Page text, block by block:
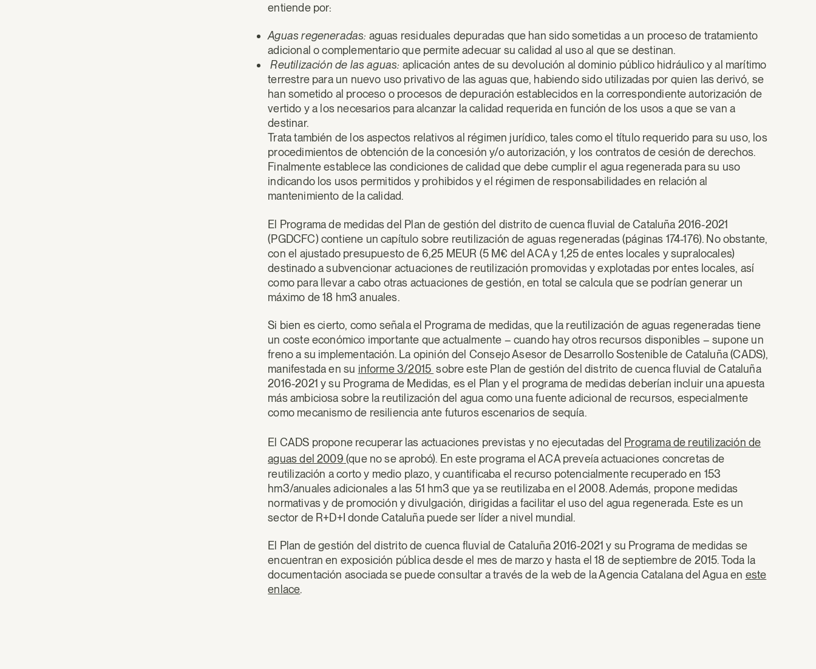
entiende por:
Aguas regeneradas: aguas residuales depuradas que han sido sometidas a un proceso de tratamiento
adicional o complementario que permite adecuar su calidad al uso al que se destinan.
Reutilización de las aguas: aplicación antes de su devolución al dominio público hidráulico y al marítimo
terrestre para un nuevo uso privativo de las aguas que, habiendo sido utilizadas por quien las derivó, se
han sometido al proceso o procesos de depuración establecidos en la correspondiente autorización de
vertido y a los necesarios para alcanzar la calidad requerida en función de los usos a que se van a
destinar.
Trata también de los aspectos relativos al régimen jurídico, tales como el título requerido para su uso, los
procedimientos de obtención de la concesión y/o autorización, y los contratos de cesión de derechos.
Finalmente establece las condiciones de calidad que debe cumplir el agua regenerada para su uso
indicando los usos permitidos y prohibidos y el régimen de responsabilidades en relación al
mantenimiento de la calidad.
El Programa de medidas del Plan de gestión del distrito de cuenca fluvial de Cataluña 2016-2021
(PGDCFC) contiene un capítulo sobre reutilización de aguas regeneradas (páginas 174-176). No obstante,
con el ajustado presupuesto de 6,25 MEUR (5 M€ del ACA y 1,25 de entes locales y supralocales)
destinado a subvencionar actuaciones de reutilización promovidas y explotadas por entes locales, así
como para llevar a cabo otras actuaciones de gestión, en total se calcula que se podrían generar un
máximo de 18 hm3 anuales.
Si bien es cierto, como señala el Programa de medidas, que la reutilización de aguas regeneradas tiene
un coste económico importante que actualmente – cuando hay otros recursos disponibles – supone un
freno a su implementación. La opinión del Consejo Asesor de Desarrollo Sostenible de Cataluña (CADS),
manifestada en su informe 3/2015 sobre este Plan de gestión del distrito de cuenca fluvial de Cataluña
2016-2021 y su Programa de Medidas, es el Plan y el programa de medidas deberían incluir una apuesta
más ambiciosa sobre la reutilización del agua como una fuente adicional de recursos, especialmente
como mecanismo de resiliencia ante futuros escenarios de sequía.
El CADS propone recuperar las actuaciones previstas y no ejecutadas del Programa de reutilización de
aguas del 2009 (que no se aprobó). En este programa el ACA preveía actuaciones concretas de
reutilización a corto y medio plazo, y cuantificaba el recurso potencialmente recuperado en 153
hm3/anuales adicionales a las 51 hm3 que ya se reutilizaba en el 2008. Además, propone medidas
normativas y de promoción y divulgación, dirigidas a facilitar el uso del agua regenerada. Este es un
sector de R+D+I donde Cataluña puede ser líder a nivel mundial.
El Plan de gestión del distrito de cuenca fluvial de Cataluña 2016-2021 y su Programa de medidas se
encuentran en exposición pública desde el mes de marzo y hasta el 18 de septiembre de 2015. Toda la
documentación asociada se puede consultar a través de la web de la Agencia Catalana del Agua en este
enlace.